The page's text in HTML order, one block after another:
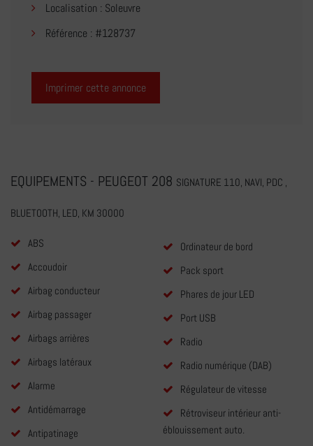
Localisation : Soleuvre
Référence : #128737
Imprimer cette annonce
EQUIPEMENTS - PEUGEOT 208 SIGNATURE 110, NAVI, PDC ,
BLUETOOTH, LED, KM 30000
ABS
Accoudoir
Airbag conducteur
Airbag passager
Airbags arrières
Airbags latéraux
Alarme
Antidémarrage
Antipatinage
Ordinateur de bord
Pack sport
Phares de jour LED
Port USB
Radio
Radio numérique (DAB)
Régulateur de vitesse
Rétroviseur intérieur anti-
éblouissement auto.